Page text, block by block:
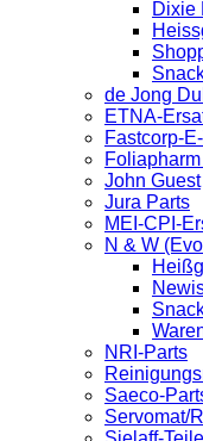
Dixie
de Jong
ETNA-
Fastcorp-
John Guest
Jura Parts
MEI-CPI-
N & W
NRI-Parts
Saeco-
Servomat/